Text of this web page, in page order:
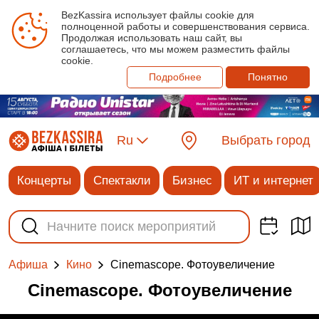
BezKassira использует файлы cookie для
полноценной работы и совершенствования сервиса.
Продолжая использовать наш сайт, вы
соглашаетесь, что мы можем разместить файлы
cookie.
Подробнее
Понятно
Ru Выбрать город
Концерты Спектакли Бизнес ИТ и интернет
Афиша Кино Cinemascope. Фотоувеличение
Cinemascope. Фотоувеличение